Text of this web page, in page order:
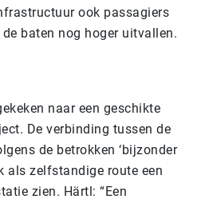
ook passagiers
baten nog hoger uitvallen.
naar een geschikte
De verbinding tussen de
de betrokken ‘bijzonder
als zelfstandige route een
zien. Härtl: “Een